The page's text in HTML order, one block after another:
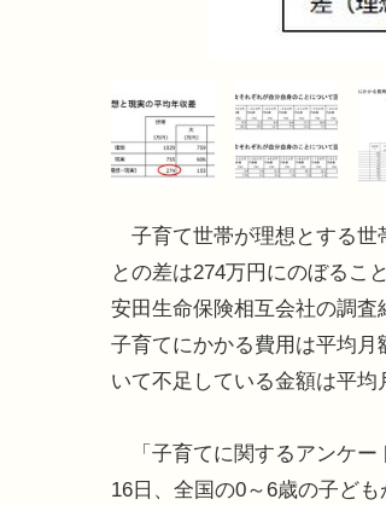
子育て世帯が理想とする世
との差は274万円にのぼるこ
安田生命保険相互会社の調査
子育てにかかる費用は平均月
いて不足している金額は平均
「子育てに関するアンケー
16日、全国の0～6歳の子ど